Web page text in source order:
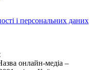
і персональних даних
онлайн-медіа –